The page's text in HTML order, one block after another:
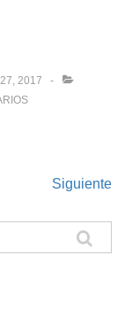
2017
Siguiente